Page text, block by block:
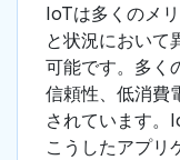
IoTは多くのメ
と状況において
可能です。多く
信頼性、低消費
されています。
こうしたアプリ